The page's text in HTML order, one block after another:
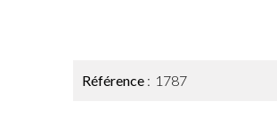
Référence 1787